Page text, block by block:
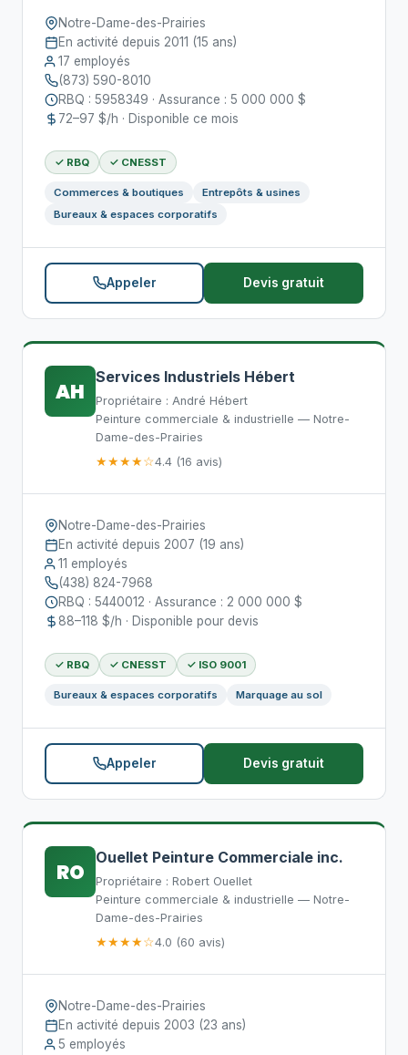
Notre-Dame-des-Prairies
En activité depuis 2011 (15 ans)
17 employés
(873) 590-8010
RBQ : 5958349 · Assurance : 5 000 000 $
72–97 $/h · Disponible ce mois
✓ RBQ ✓ CNESST
Commerces & boutiques
Entrepôts & usines
Bureaux & espaces corporatifs
Appeler Devis gratuit
AH
Services Industriels Hébert
Propriétaire : André Hébert
Peinture commerciale & industrielle — Notre-
Dame-des-Prairies
★★★★☆4.4 (16 avis)
Notre-Dame-des-Prairies
En activité depuis 2007 (19 ans)
11 employés
(438) 824-7968
RBQ : 5440012 · Assurance : 2 000 000 $
88–118 $/h · Disponible pour devis
✓ RBQ ✓ CNESST ✓ ISO 9001
Bureaux & espaces corporatifs Marquage au sol
Appeler Devis gratuit
RO
Ouellet Peinture Commerciale inc.
Propriétaire : Robert Ouellet
Peinture commerciale & industrielle — Notre-
Dame-des-Prairies
★★★★☆4.0 (60 avis)
Notre-Dame-des-Prairies
En activité depuis 2003 (23 ans)
5 employés